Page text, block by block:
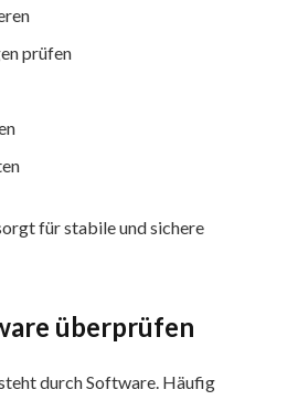
prüfen
für stabile und sichere
überprüfen
durch Software. Häufig